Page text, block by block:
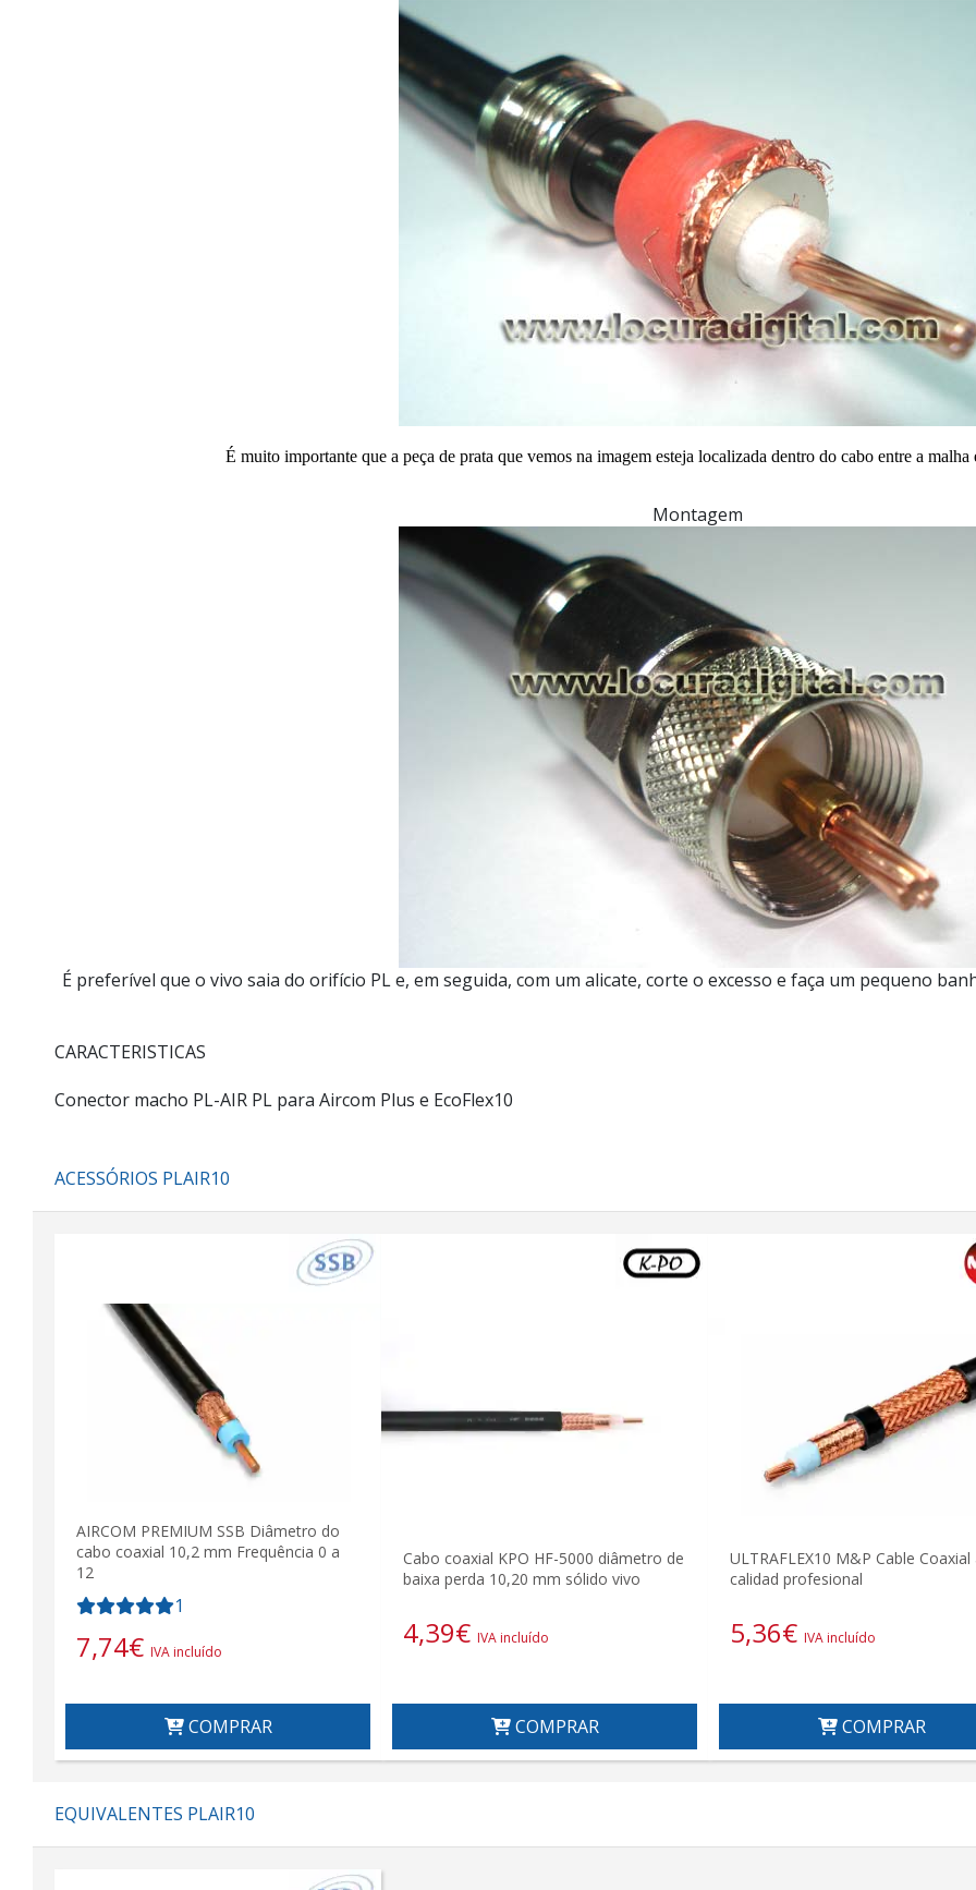
É muito importante que a peça de prata que vemos na imagem esteja localizada dentro do cabo entre a
Montagem
É preferível que o vivo saia do orifício PL e, em seguida, com um alicate, corte o excesso e faça um pequeno
CARACTERISTICAS
Conector macho PL-AIR PL para Aircom Plus e EcoFlex10
ACESSÓRIOS PLAIR10
AIRCOM PREMIUM SSB Diâmetro do
cabo coaxial 10,2 mm Frequência 0 a
12
1
7,74€ IVA incluído
COMPRAR
Cabo coaxial KPO HF-5000 diâmetro de
baixa perda 10,20 mm sólido vivo
4,39€ IVA incluído
COMPRAR
ULTRAFLEX10 M&P Cable Coaxial
calidad profesional
5,36€ IVA incluído
COMPRAR
EQUIVALENTES PLAIR10